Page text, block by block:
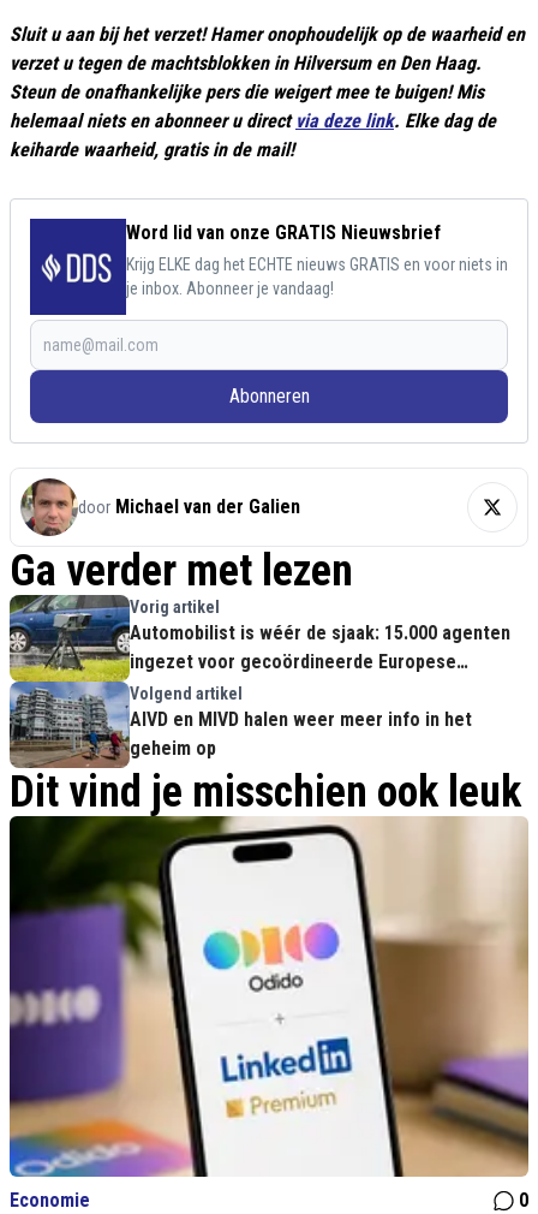
Sluit u aan bij het verzet! Hamer onophoudelijk op de waarheid en
verzet u tegen de machtsblokken in Hilversum en Den Haag.
Steun de onafhankelijke pers die weigert mee te buigen! Mis
helemaal niets en abonneer u direct via deze link. Elke dag de
keiharde waarheid, gratis in de mail!
Word lid van onze GRATIS Nieuwsbrief
Krijg ELKE dag het ECHTE nieuws GRATIS en voor niets in
je inbox. Abonneer je vandaag!
Abonneren
door Michael van der Galien
Ga verder met lezen
Vorig artikel
Automobilist is wéér de sjaak: 15.000 agenten
ingezet voor gecoördineerde Europese
klopjacht op hardrijders
Volgend artikel
AIVD en MIVD halen weer meer info in het
geheim op
Dit vind je misschien ook leuk
Economie
0